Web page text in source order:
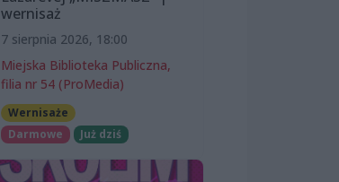
wernisaż
7 sierpnia 2026, 18:00
Miejska Biblioteka Publiczna,
filia nr 54 (ProMedia)
Wernisaże
Darmowe
Już dziś